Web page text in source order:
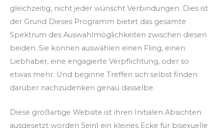
gleichzeitig, nicht jeder wünscht Verbindungen. Dies ist
der Grund Dieses Programm bietet das gesamte
Spektrum des Auswahlmöglichkeiten zwischen diesen
beiden. Sie können auswählen einen Fling, einen
Liebhaber, eine engagierte Verpflichtung, oder so
etwas mehr. Und beginne Treffen sich selbst finden
darüber nachzudenken genau dasselbe.
Diese großartige Website ist ihren Initialen Absichten
ausgesetzt worden Sein} ein kleines Ecke für bisexuelle